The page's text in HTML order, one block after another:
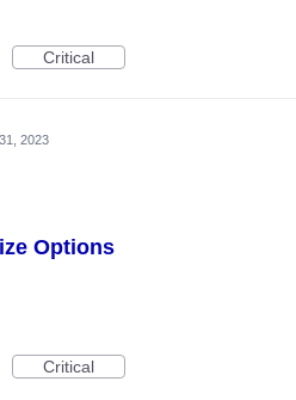
Critical
2023
Options
Critical